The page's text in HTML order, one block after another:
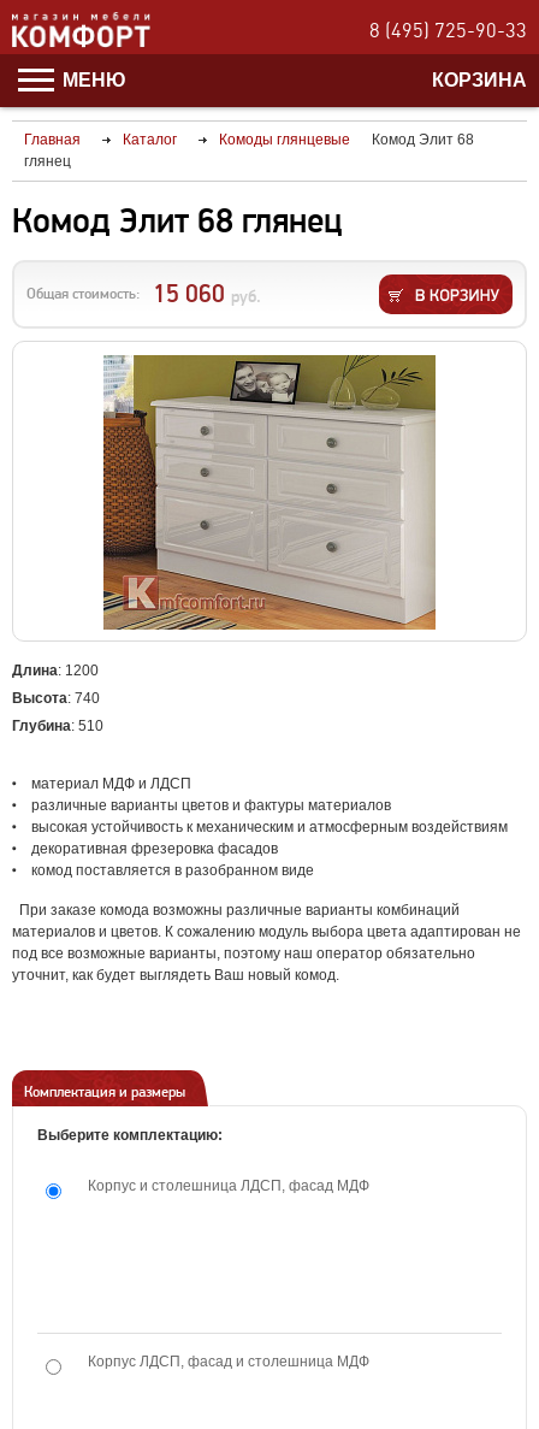
8 (495) 725-90-33
МЕНЮ КОРЗИНА
Главная Каталог Комоды глянцевые
Комод Элит 68
глянец
Комод Элит 68 глянец
Общая стоимость: 15 060 руб.
Длина: 1200
Высота: 740
Глубина: 510
материал МДФ и ЛДСП
различные варианты цветов и фактуры материалов
высокая устойчивость к механическим и атмосферным воздействиям
декоративная фрезеровка фасадов
комод поставляется в разобранном виде
При заказе комода возможны различные варианты комбинаций
материалов и цветов. К сожалению модуль выбора цвета адаптирован не
под все возможные варианты, поэтому наш оператор обязательно
уточнит, как будет выглядеть Ваш новый комод.
Комплектация и размеры
Выберите комплектацию:
Корпус и столешница ЛДСП, фасад МДФ
Корпус ЛДСП, фасад и столешница МДФ